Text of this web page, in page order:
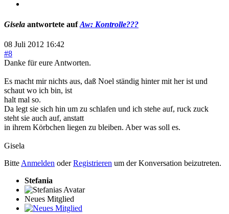
Gisela antwortete aufAw: Kontrolle???
08 Juli 2012 16:42
#8
Danke für eure Antworten.
Es macht mir nichts aus, daß Noel ständig hinter mit her ist und
schaut wo ich bin, ist
halt mal so.
Da legt sie sich hin um zu schlafen und ich stehe auf, ruck zuck
steht sie auch auf, anstatt
in ihrem Körbchen liegen zu bleiben. Aber was soll es.
Gisela
Bitte Anmelden oderRegistrieren um der Konversation beizutreten.
Stefania
Neues Mitglied